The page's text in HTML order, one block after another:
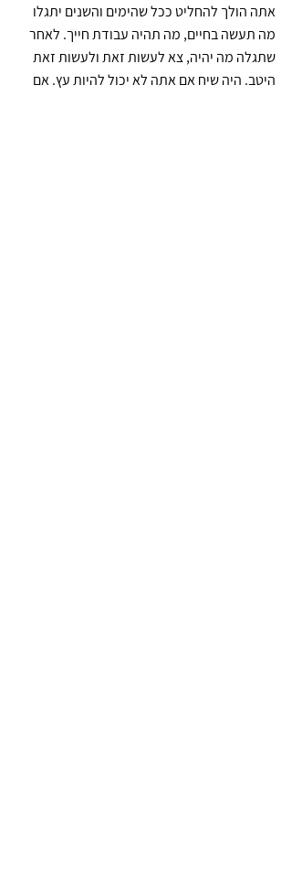
אתה הולך להחליט ככל שהימים והשנים יתגלו
מה תעשה בחיים, מה תהיה עבודת חייך. לאחר
שתגלה מה יהיה, צא לעשות זאת ולעשות זאת
היטב. היה שיח אם אתה לא יכול להיות עץ. אם